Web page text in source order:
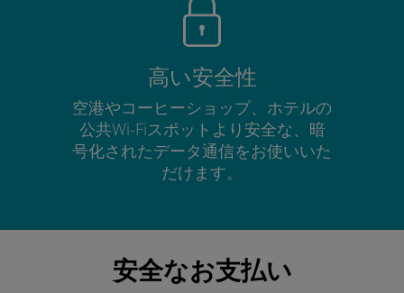
高い安全性
空港やコーヒーショップ、ホテルの
公共Wi-Fiスポットより安全な、暗
号化されたデータ通信をお使いいた
だけます。
安全なお支払い